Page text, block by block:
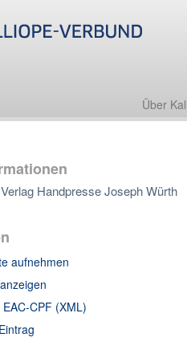
Über
Handpresse Joseph Würth
aufnehmen
CPF (XML)